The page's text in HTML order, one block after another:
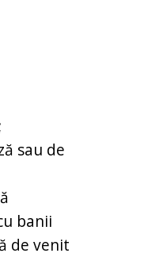
sau de
banii
de venit